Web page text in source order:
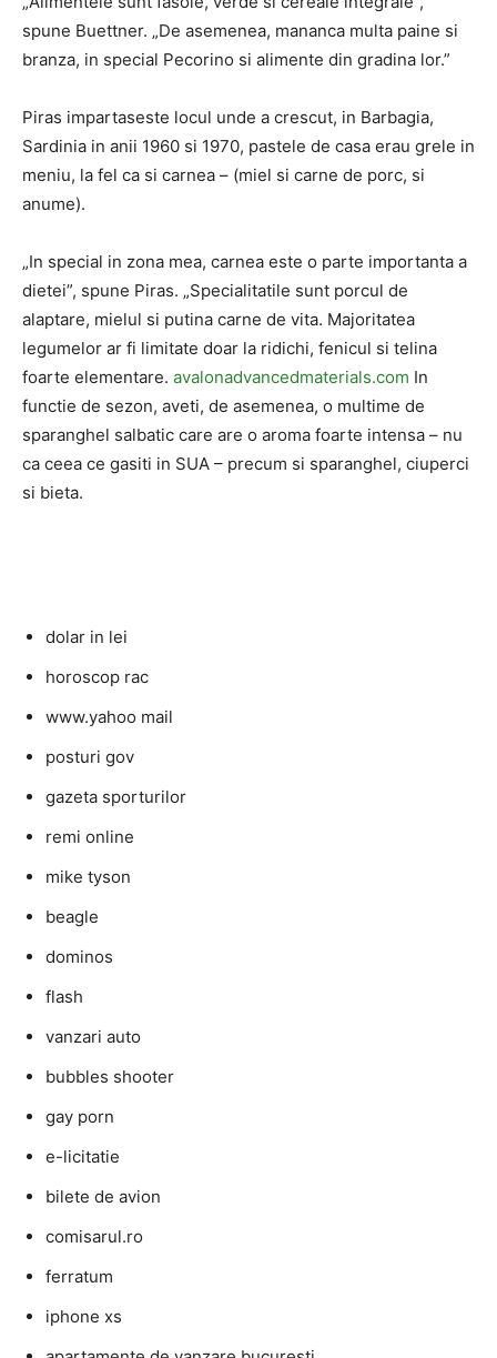
spune Buettner. „De asemenea, mananca multa paine si
branza, in special Pecorino si alimente din gradina lor.”
Piras impartaseste locul unde a crescut, in Barbagia,
Sardinia in anii 1960 si 1970, pastele de casa erau grele in
meniu, la fel ca si carnea – (miel si carne de porc, si
anume).
„In special in zona mea, carnea este o parte importanta a
dietei”, spune Piras. „Specialitatile sunt porcul de
alaptare, mielul si putina carne de vita. Majoritatea
legumelor ar fi limitate doar la ridichi, fenicul si telina
foarte elementare. avalonadvancedmaterials.com In
functie de sezon, aveti, de asemenea, o multime de
sparanghel salbatic care are o aroma foarte intensa – nu
ca ceea ce gasiti in SUA – precum si sparanghel, ciuperci
si bieta.
dolar in lei
horoscop rac
www.yahoo mail
posturi gov
gazeta sporturilor
remi online
mike tyson
beagle
dominos
flash
vanzari auto
bubbles shooter
gay porn
e-licitatie
bilete de avion
comisarul.ro
ferratum
iphone xs